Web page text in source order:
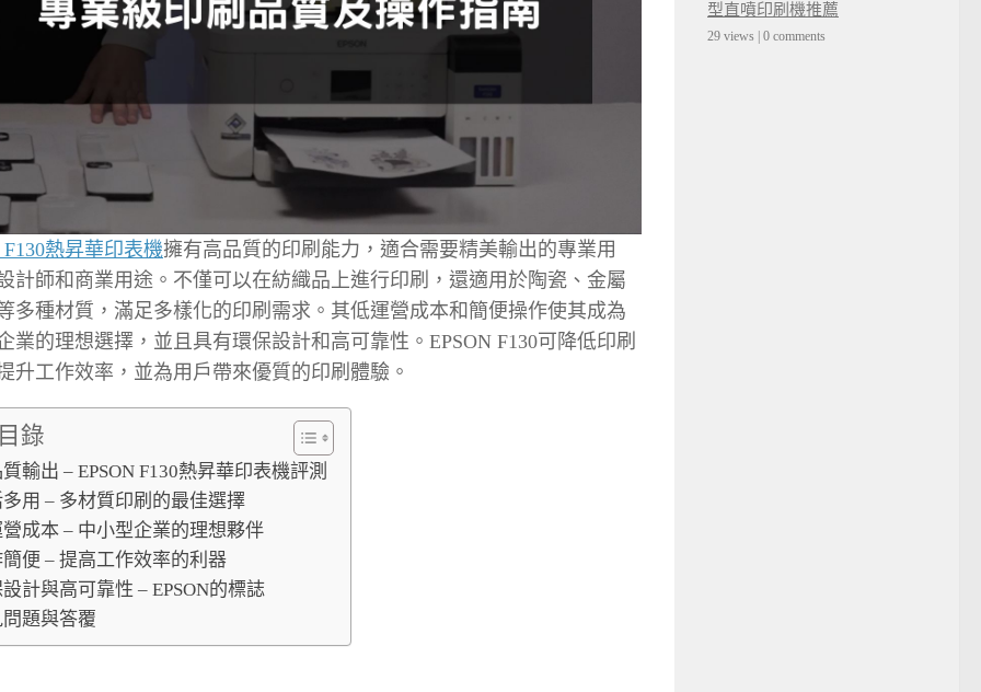
F130熱昇華印表機擁有高品質的印刷能力，適合需要精美輸出的專業用
計師和商業用途。不僅可以在紡織品上進行印刷，還適用於陶瓷、金屬
多種材質，滿足多樣化的印刷需求。其低運營成本和簡便操作使其成為
業的理想選擇，並且具有環保設計和高可靠性。EPSON F130可降低印刷
升工作效率，並為用戶帶來優質的印刷體驗。
錄
輸出 – EPSON F130熱昇華印表機評測
用 – 多材質印刷的最佳選擇
成本 – 中小型企業的理想夥伴
便 – 提高工作效率的利器
計與高可靠性 – EPSON的標誌
題與答覆
型直噴印刷機推薦
29 views 0 comments